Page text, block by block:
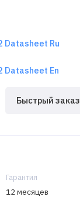
Datasheet Ru
Datasheet En
Быстрый заказ
Гарантия
12 месяцев